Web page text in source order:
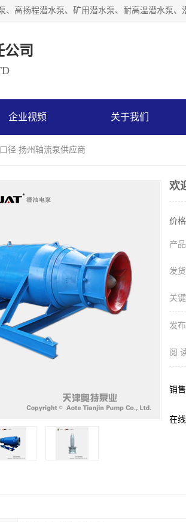
司
企业视频 关于我们
径 扬州轴流泵供应商
欢
价
产
发货
关键
发布
阅
销售
在线